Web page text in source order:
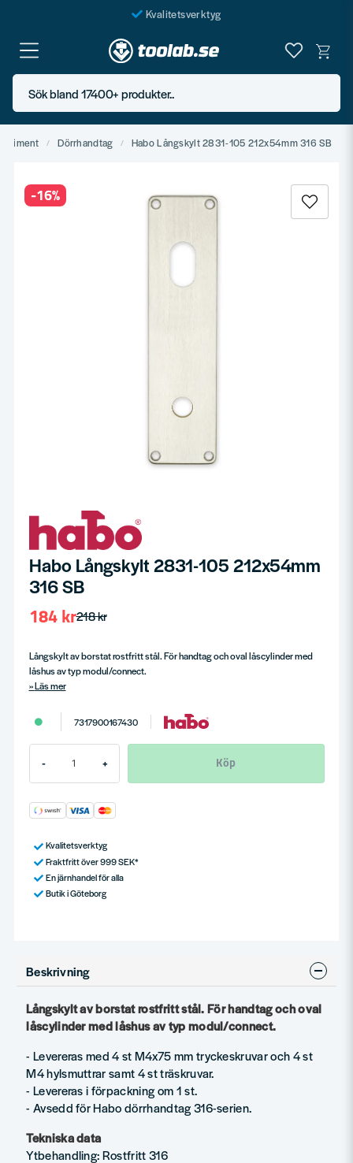
Kvalitetsverktyg
Fraktfritt över 999 SEK*
En järnhandel för alla
Butik i Göteborg
Sök bland 17400+ produkter..
Dörrhandtag Habo Långskylt 2831-105 212x54mm 316 SB
-16%
Habo Långskylt 2831-105 212x54mm
316 SB
218 kr
184 kr
Långskylt av borstat rostfritt stål. För handtag och oval låscylinder med
låshus av typ modul/connect.
Läs mer
7317900167430
- + Köp
Kvalitetsverktyg
Fraktfritt över 999 SEK*
En järnhandel för alla
Butik i Göteborg
Beskrivning
Långskylt av borstat rostfritt stål. För handtag och oval
låscylinder med låshus av typ modul/connect.
- Levereras med 4 st M4x75 mm tryckeskruvar och 4 st
M4 hylsmuttrar samt 4 st träskruvar.
- Levereras i förpackning om 1 st.
- Avsedd för Habo dörrhandtag 316-serien.
Tekniska data
Ytbehandling: Rostfritt 316